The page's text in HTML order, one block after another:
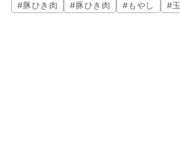
#豚ひき肉 #豚ひき肉 #もやし #